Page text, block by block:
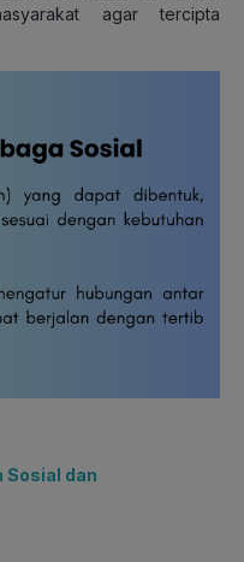
agar tercipta
Sosial dan